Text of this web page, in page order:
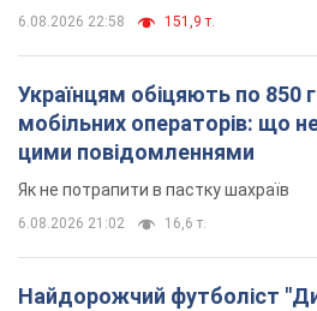
6.08.2026 22:58 151,9 т.
Українцям обіцяють по 850
мобільних операторів: що
цими повідомленнями
Як не потрапити в пастку шахраїв
6.08.2026 21:02 16,6 т.
Найдорожчий футболіст